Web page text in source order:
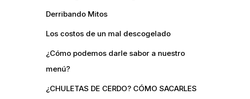
Derribando Mitos
Los costos de un mal descogelado
¿Cómo podemos darle sabor a nuestro
menú?
¿CHULETAS DE CERDO? CÓMO SACARLES